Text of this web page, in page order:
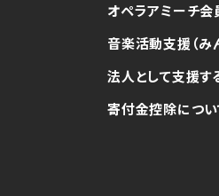
オペラアミーチ会
音楽活動支援（み
法人として支援す
寄付金控除につい